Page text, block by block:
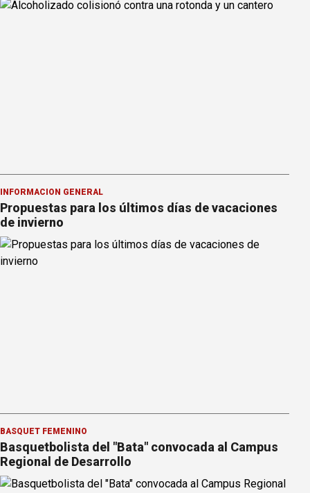
INFORMACION GENERAL
Propuestas para los últimos días de vacaciones
de invierno
BÁSQUET FEMENINO
Basquetbolista del "Bata" convocada al Campus
Regional de Desarrollo